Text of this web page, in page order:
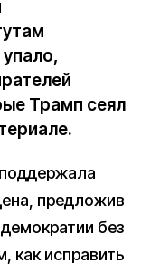
Трамп сеял
предложив
без
как исправить